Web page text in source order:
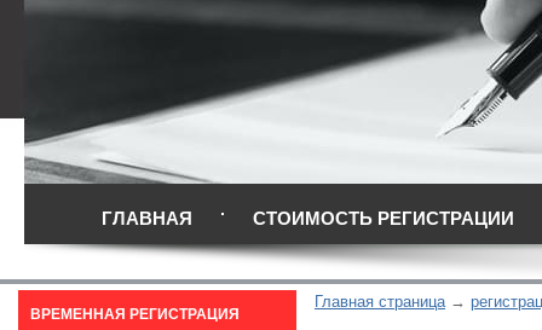
ГЛАВНАЯ СТОИМОСТЬ РЕГИСТРАЦИИ
Главная страница
ВРЕМЕННАЯ РЕГИСТРАЦИЯ